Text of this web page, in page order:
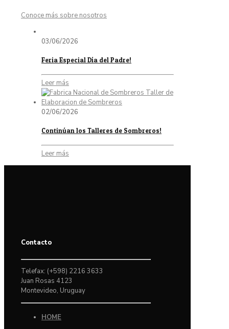
Conoce más sobre nosotros
03/06/2026
Feria Especial Día del Padre!
Leer más
02/06/2026
Continúan los Talleres de Sombreros!
Leer más
Contacto
Telefax: (+598) 2216 3633
Juan Rosas 4123
Montevideo, Uruguay
HOME